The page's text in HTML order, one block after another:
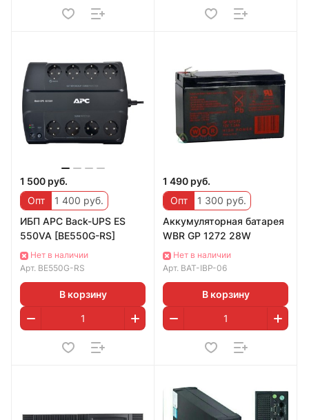
1 500 руб.
Опт
1 400 руб.
ИБП APC Back-UPS ES
550VA [BE550G-RS]
Нет в наличии
Арт. BE550G-RS
В корзину
1 490 руб.
Опт
1 300 руб.
Аккумуляторная батарея
WBR GP 1272 28W
Нет в наличии
Арт. BAT-IBP-06
В корзину